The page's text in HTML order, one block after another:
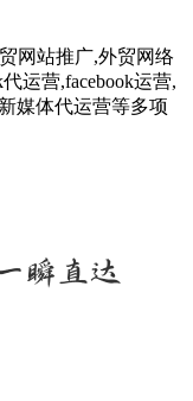
网站推广,外贸网络
运营,facebook运营,
媒体代运营等多项